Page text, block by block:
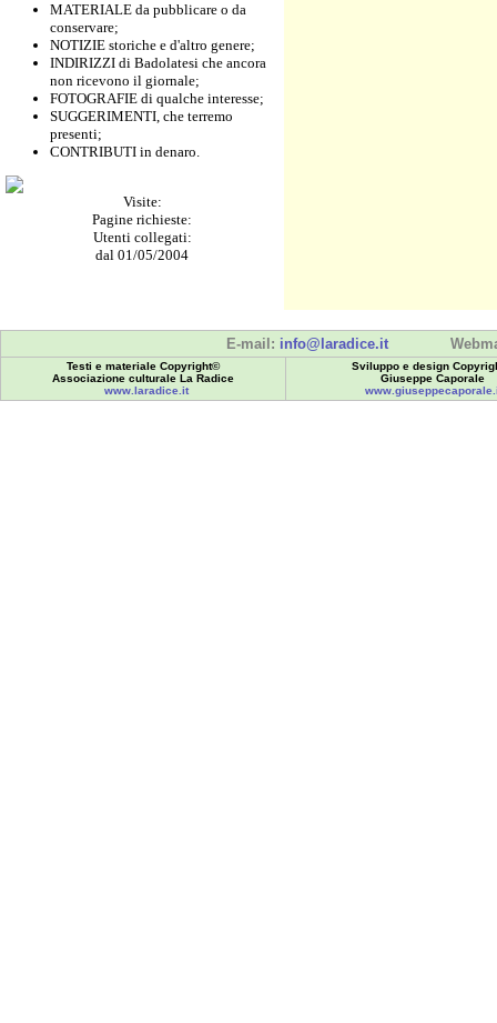
MATERIALE da pubblicare o da
conservare;
NOTIZIE storiche e d'altro genere;
INDIRIZZI di Badolatesi che ancora
non ricevono il giornale;
FOTOGRAFIE di qualche interesse;
SUGGERIMENTI, che terremo
presenti;
CONTRIBUTI in denaro.
Visite:
Pagine richieste:
Utenti collegati:
dal 01/05/2004
E-mail: info@laradice.it
Testi e materiale Copyright©
Associazione culturale La Radice
www.laradice.it
Sviluppo e design
Giuseppe Caporale